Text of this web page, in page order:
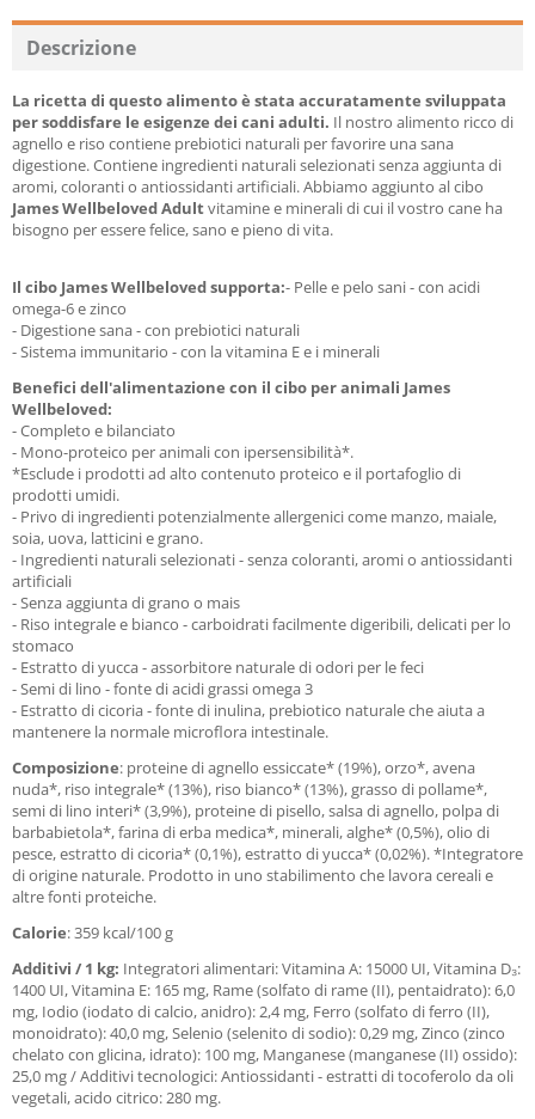
Descrizione
La ricetta di questo alimento è stata accuratamente sviluppata
per soddisfare le esigenze dei cani adulti. Il nostro alimento ricco di
agnello e riso contiene prebiotici naturali per favorire una sana
digestione. Contiene ingredienti naturali selezionati senza aggiunta di
aromi, coloranti o antiossidanti artificiali. Abbiamo aggiunto al cibo
James Wellbeloved Adultvitamine e minerali di cui il vostro cane ha
bisogno per essere felice, sano e pieno di vita.
Il cibo James Wellbeloved supporta:- Pelle e pelo sani - con acidi
omega-6 e zinco
- Digestione sana - con prebiotici naturali
- Sistema immunitario - con la vitamina E e i minerali
Benefici dell'alimentazione con il cibo per animali James
Wellbeloved:
- Completo e bilanciato
- Mono-proteico per animali con ipersensibilità*.
*Esclude i prodotti ad alto contenuto proteico e il portafoglio di
prodotti umidi.
- Privo di ingredienti potenzialmente allergenici come manzo, maiale,
soia, uova, latticini e grano.
- Ingredienti naturali selezionati - senza coloranti, aromi o antiossidanti
artificiali
- Senza aggiunta di grano o mais
- Riso integrale e bianco - carboidrati facilmente digeribili, delicati per lo
stomaco
- Estratto di yucca - assorbitore naturale di odori per le feci
- Semi di lino - fonte di acidi grassi omega 3
- Estratto di cicoria - fonte di inulina, prebiotico naturale che aiuta a
mantenere la normale microflora intestinale.
Composizione: proteine di agnello essiccate* (19%), orzo*, avena
nuda*, riso integrale* (13%), riso bianco* (13%), grasso di pollame*,
semi di lino interi* (3,9%), proteine di pisello, salsa di agnello, polpa di
barbabietola*, farina di erba medica*, minerali, alghe* (0,5%), olio di
pesce, estratto di cicoria* (0,1%), estratto di yucca* (0,02%). *Integratore
di origine naturale. Prodotto in uno stabilimento che lavora cereali e
altre fonti proteiche.
Calorie: 359 kcal/100 g
Additivi / 1 kg: Integratori alimentari: Vitamina A: 15000 UI, Vitamina D₃:
1400 UI, Vitamina E: 165 mg, Rame (solfato di rame (II), pentaidrato): 6,0
mg, Iodio (iodato di calcio, anidro): 2,4 mg, Ferro (solfato di ferro (II),
monoidrato): 40,0 mg, Selenio (selenito di sodio): 0,29 mg, Zinco (zinco
chelato con glicina, idrato): 100 mg, Manganese (manganese (II) ossido):
25,0 mg / Additivi tecnologici: Antiossidanti - estratti di tocoferolo da oli
vegetali, acido citrico: 280 mg.